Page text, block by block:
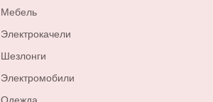
Мебель
Электрокачели
Шезлонги
Электромобили